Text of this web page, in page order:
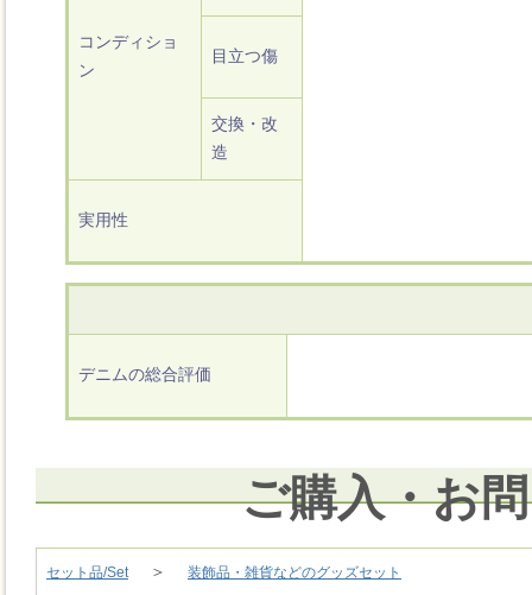
コンディショ
ン
目立つ傷
交換・改
造
実用性
デニムの総合評価
ご購入・お
セット品/Set＞ 装飾品・雑貨などのグッズセット